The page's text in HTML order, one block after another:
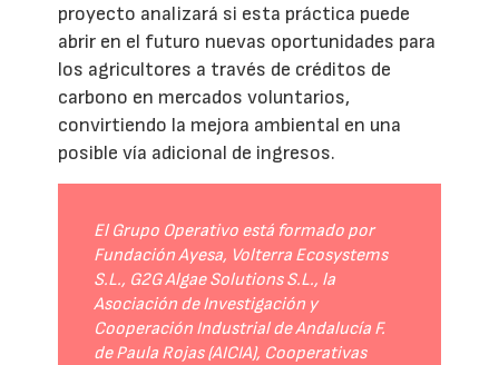
proyecto analizará si esta práctica puede
abrir en el futuro nuevas oportunidades para
los agricultores a través de créditos de
carbono en mercados voluntarios,
convirtiendo la mejora ambiental en una
posible vía adicional de ingresos.
El Grupo Operativo está formado por
Fundación Ayesa, Volterra Ecosystems
S.L., G2G Algae Solutions S.L., la
Asociación de Investigación y
Cooperación Industrial de Andalucía F.
de Paula Rojas (AICIA), Cooperativas